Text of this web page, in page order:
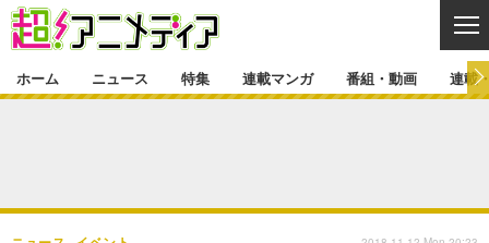
ゲーム・アプリ マンガ
特集一覧 カバー
連載マンガ
ホーム ニュース 特集 連載マンガ 番組・動画 連載